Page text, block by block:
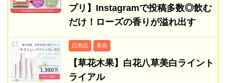
プリ】Instagramで投稿多数◎飲む
だけ！ローズの香りが溢れ出す
日用品 美容
【草花木果】白花八草美白ライント
ライアル